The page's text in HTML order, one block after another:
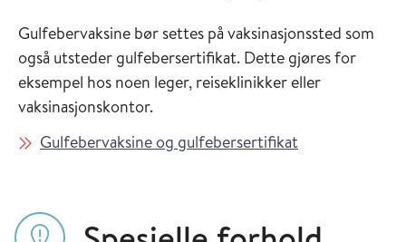
Gulfebervaksine bør settes på vaksinasjonssted som
også utsteder gulfebersertifikat. Dette gjøres for
eksempel hos noen leger, reiseklinikker eller
vaksinasjonskontor.
Gulfebervaksine og gulfebersertifikat